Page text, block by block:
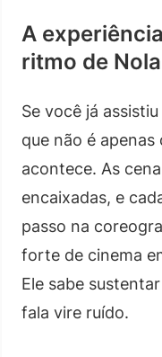
A
ritmo de
Se você já
que não é
acontece. As
encaixadas, e
passo na
forte de cinema
Ele sabe
fala vire ruído.